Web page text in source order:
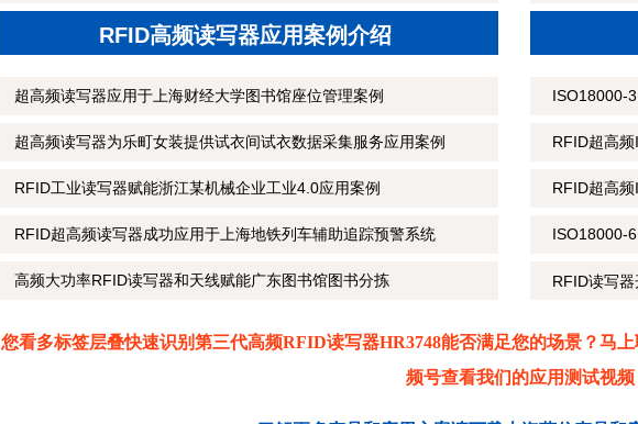
RFID高频读写器应用案例介绍
超高频读写器应用于上海财经大学图书馆座位管理案例
超高频读写器为乐町女装提供试衣间试衣数据采集服务应用案例
RFID工业读写器赋能浙江某机械企业工业4.0应用案例
RFID超高频读写器成功应用于上海地铁列车辅助追踪预警系统
高频大功率RFID读写器和天线赋能广东图书馆图书分拣
ISO18000-
RFID超高
RFID超高
ISO18000-
RFID读写
您看多标签层叠快速识别第三代高频RFID读写器HR3748能否满足您的场景？马
频号查看我们的应用测试视频